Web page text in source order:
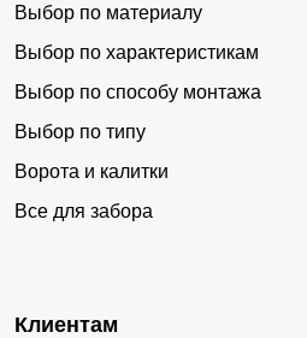
Выбор по материалу
Выбор по характеристикам
Выбор по способу монтажа
Выбор по типу
Ворота и калитки
Все для забора
Клиентам